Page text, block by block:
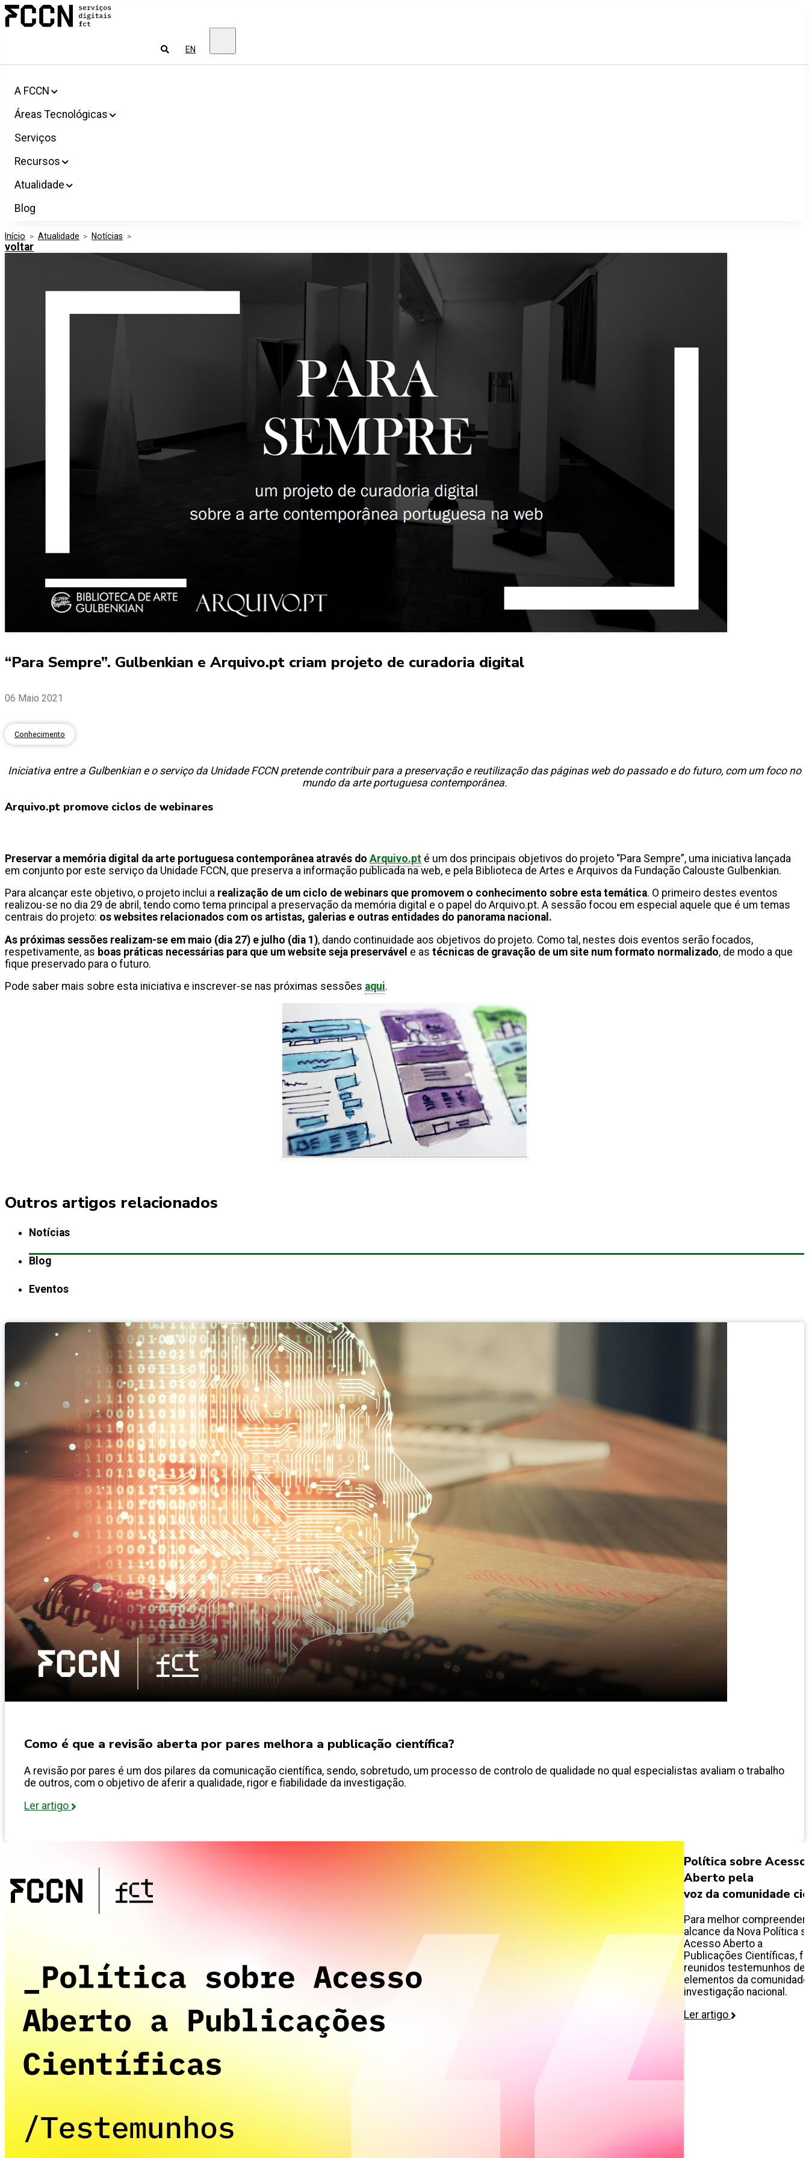
Salta
para
Pesquisar
EN
A FCCN
Áreas Tecnológicas
Serviços
Recursos
Atualidade
Blog
Início > Atualidade > Notícias >
voltar
“Para Sempre”. Gulbenkian e Arquivo.pt criam projeto de curadoria digital
06 Maio 2021
Conhecimento
Iniciativa entre a Gulbenkian e o serviço da Unidade FCCN pretende contribuir para a preservação e reutilização das páginas web do passado e do futuro, com um foco no
mundo da arte portuguesa contemporânea.
Arquivo.pt promove ciclos de webinares
Preservar a memória digital da arte portuguesa contemporânea através do Arquivo.pt é um dos principais objetivos do projeto “Para Sempre”, uma iniciativa lançada
em conjunto por este serviço da Unidade FCCN, que preserva a informação publicada na web, e pela Biblioteca de Artes e Arquivos da Fundação Calouste Gulbenkian.
Para alcançar este objetivo, o projeto inclui a realização de um ciclo de webinars que promovem o conhecimento sobre esta temática. O primeiro destes eventos
realizou-se no dia 29 de abril, tendo como tema principal a preservação da memória digital e o papel do Arquivo.pt. A sessão focou em especial aquele que é um temas
centrais do projeto: os websites relacionados com os artistas, galerias e outras entidades do panorama nacional.
As próximas sessões realizam-se em maio (dia 27) e julho (dia 1), dando continuidade aos objetivos do projeto. Como tal, nestes dois eventos serão focados,
respetivamente, as boas práticas necessárias para que um website seja preservável e as técnicas de gravação de um site num formato normalizado, de modo a que
fique preservado para o futuro.
Pode saber mais sobre esta iniciativa e inscrever-se nas próximas sessões aqui.
Outros artigos relacionados
Notícias
Blog
Eventos
Como é que a revisão aberta por pares melhora a publicação científica?
A revisão por pares é um dos pilares da comunicação científica, sendo, sobretudo, um processo de controlo de qualidade no qual especialistas avaliam o trabalho
de outros, com o objetivo de aferir a qualidade, rigor e fiabilidade da investigação.
Ler artigo
Política sobre Acesso
Aberto pela
voz da comunidade
Para melhor compreender
alcance da Nova Política
Acesso Aberto a
Publicações Científicas,
reunidos testemunhos de
elementos da
investigação nacional.
Ler artigo